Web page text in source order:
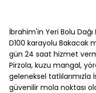
Saatler ve
İbrahim'in Yeri Bolu
D100 karayolu Bakacak
gün 24 saat hizmet
Pirzola, kuzu mangal,
geleneksel
güvenilir mola noktası